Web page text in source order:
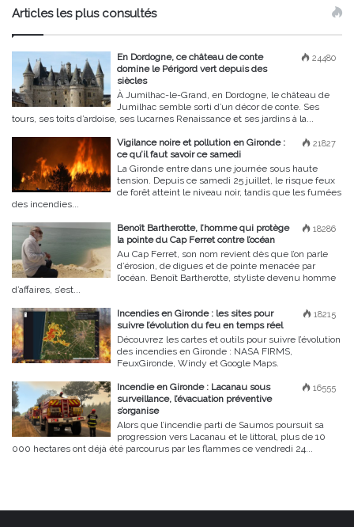
Articles les plus consultés
24480
En Dordogne, ce château de conte
domine le Périgord vert depuis des
siècles
À Jumilhac-le-Grand, en Dordogne, le château de
Jumilhac semble sorti d’un décor de conte. Ses
tours, ses toits d’ardoise, ses lucarnes Renaissance et ses jardins à la...
21827
Vigilance noire et pollution en Gironde :
ce qu’il faut savoir ce samedi
La Gironde entre dans une journée sous haute
tension. Depuis ce samedi 25 juillet, le risque feux
de forêt atteint le niveau noir, tandis que les fumées
des incendies...
18286
Benoît Bartherotte, l’homme qui protège
la pointe du Cap Ferret contre l’océan
Au Cap Ferret, son nom revient dès que l’on parle
d’érosion, de digues et de pointe menacée par
l’océan. Benoît Bartherotte, styliste devenu homme
d’affaires, s’est...
18215
Incendies en Gironde : les sites pour
suivre l’évolution du feu en temps réel
Découvrez les cartes et outils pour suivre l’évolution
des incendies en Gironde : NASA FIRMS,
FeuxGironde, Windy et Google Maps.
16555
Incendie en Gironde : Lacanau sous
surveillance, l’évacuation préventive
s’organise
Alors que l’incendie parti de Saumos poursuit sa
progression vers Lacanau et le littoral, plus de 10
000 hectares ont déjà été parcourus par les flammes ce vendredi 24...